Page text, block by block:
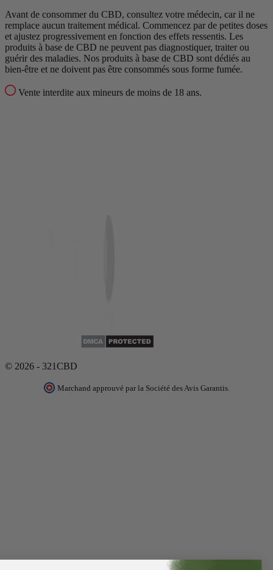
Avant de consommer du CBD, consultez votre médecin, car il ne
remplace aucun traitement médical. Commencez par de petites doses
et ajustez progressivement en fonction des effets ressentis. Les
produits à base de CBD ne peuvent pas diagnostiquer, traiter ou
guérir des maladies. Nos produits à base de CBD sont dédiés au
bien-être et ne doivent pas être consommés sous forme fumée.
Vente interdite aux mineurs de moins de 18 ans.
© 2026 - 321CBD
Marchand approuvé par la Société des Avis Garantis.